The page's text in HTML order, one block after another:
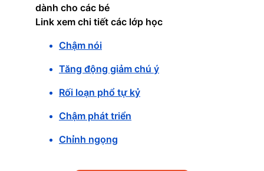
dành cho các bé
Link xem chi tiết các lớp học
Chậm nói
Tăng động giảm chú ý
Rối loạn phổ tự kỷ
Chậm phát triển
Chỉnh ngọng